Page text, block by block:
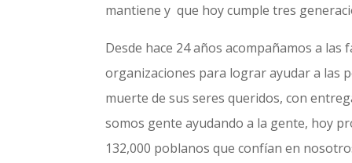
mantiene y que hoy cumple tres
Desde hace 24 años acompañamos a las
organizaciones para lograr ayudar a las
muerte de sus seres queridos, con
somos gente ayudando a la gente, hoy
132,000 poblanos que confían en